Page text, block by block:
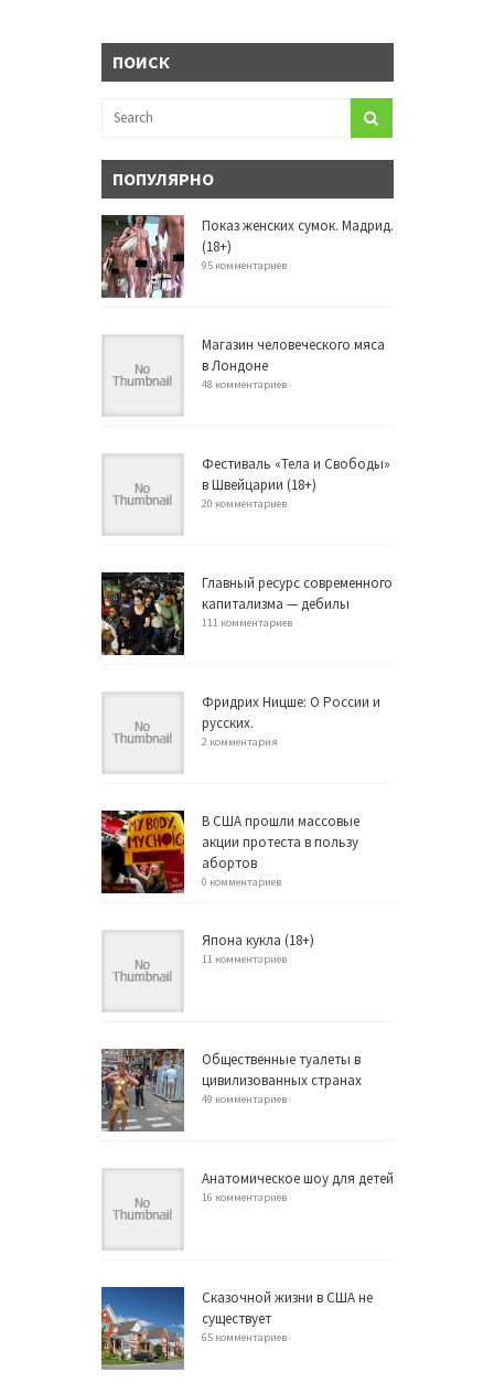
ПОИСК
ПОПУЛЯРНО
Показ женских сумок. Мадрид.
(18+)
95 комментариев
Магазин человеческого мяса
в Лондоне
48 комментариев
Фестиваль «Тела и Свободы»
в Швейцарии (18+)
20 комментариев
Главный ресурс современного
капитализма — дебилы
111 комментариев
Фридрих Ницше: О России и
русских.
2 комментария
В США прошли массовые
акции протеста в пользу
абортов
0 комментариев
Япона кукла (18+)
11 комментариев
Общественные туалеты в
цивилизованных странах
49 комментариев
Анатомическое шоу для детей
16 комментариев
Сказочной жизни в США не
существует
65 комментариев